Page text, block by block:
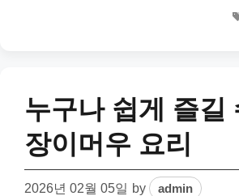
누구나 쉽게 즐길
장이머우 요리
2026년 02월 05일 by admin